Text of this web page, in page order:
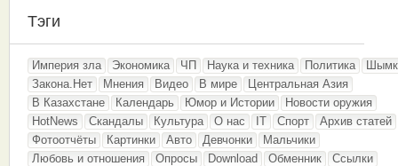
Тэги
Империя зла Экономика ЧП Наука и техника Политика
Закона.Нет
Мнения Видео В мире
Центральная Азия
В Казахстане
Календарь Юмор и Истории
Новости оружия
HotNews
Скандалы Культура О нас IT Спорт
Архив статей
Фотоотчёты
Картинки Авто Девчонки
Мальчики
Любовь и отношения
Опросы Download Обменник
Ссылки